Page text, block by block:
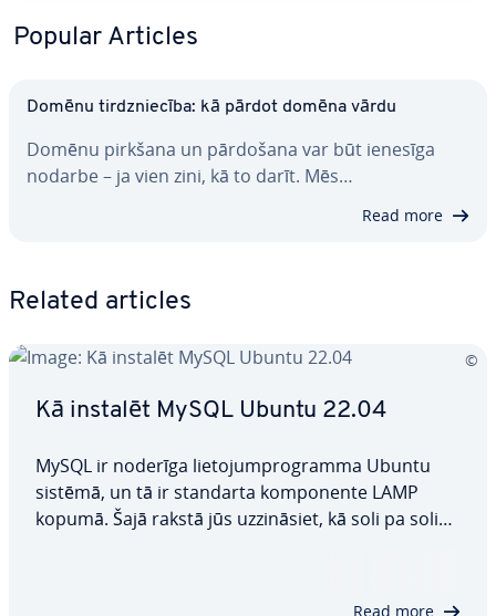
Popular Articles
Domēnu tirdznie­cī­ba: kā pārdot domēna vārdu
Domēnu pirkšana un pārdošana var būt ienesīga
nodarbe – ja vien zini, kā to darīt. Mēs…
Read more
Related articles
Kā instalēt MySQL Ubuntu 22.04
MySQL ir noderīga lie­to­jum­prog­ram­ma Ubuntu
sistēmā, un tā ir standarta kom­po­nen­te LAMP
kopumā. Šajā rakstā jūs uz­zi­nā­siet, kā soli pa solim
Read more